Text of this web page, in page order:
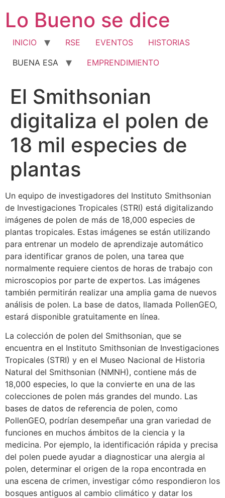
contenido
Lo Bueno se dice
INICIO RSE EVENTOS
HISTORIAS
BUENA ESA
EMPRENDIMIENTO
El Smithsonian
digitaliza el polen de
18 mil especies de
plantas
Un equipo de investigadores del Instituto Smithsonian
de Investigaciones Tropicales (STRI) está digitalizando
imágenes de polen de más de 18,000 especies de
plantas tropicales. Estas imágenes se están utilizando
para entrenar un modelo de aprendizaje automático
para identificar granos de polen, una tarea que
normalmente requiere cientos de horas de trabajo con
microscopios por parte de expertos. Las imágenes
también permitirán realizar una amplia gama de nuevos
análisis de polen. La base de datos, llamada PollenGEO,
estará disponible gratuitamente en línea.
La colección de polen del Smithsonian, que se
encuentra en el Instituto Smithsonian de Investigaciones
Tropicales (STRI) y en el Museo Nacional de Historia
Natural del Smithsonian (NMNH), contiene más de
18,000 especies, lo que la convierte en una de las
colecciones de polen más grandes del mundo. Las
bases de datos de referencia de polen, como
PollenGEO, podrían desempeñar una gran variedad de
funciones en muchos ámbitos de la ciencia y la
medicina. Por ejemplo, la identificación rápida y precisa
del polen puede ayudar a diagnosticar una alergia al
polen, determinar el origen de la ropa encontrada en
una escena de crimen, investigar cómo respondieron los
bosques antiguos al cambio climático y datar los